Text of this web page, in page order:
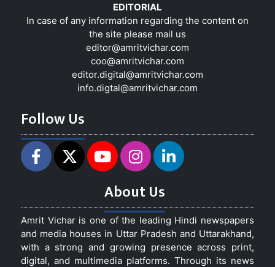
EDITORIAL
In case of any information regarding the content on
the site please mail us
editor@amritvichar.com
coo@amritvichar.com
editor.digital@amritvichar.com
info.digtal@amritvichar.com
Follow Us
About Us
Amrit Vichar is one of the leading Hindi newspapers
and media houses in Uttar Pradesh and Uttarakhand,
with a strong and growing presence across print,
digital, and multimedia platforms. Through its news